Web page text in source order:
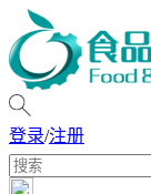
登录/注册